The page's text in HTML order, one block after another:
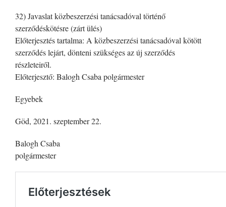
32) Javaslat közbeszerzési tanácsadóval történő
szerződéskötésre (zárt ülés)
Előterjesztés tartalma: A közbeszerzési tanácsadóval kötött
szerződés lejárt, dönteni szükséges az új szerződés
részleteiről.
Előterjesztő: Balogh Csaba polgármester
Egyebek
Göd, 2021. szeptember 22.
Balogh Csaba
polgármester